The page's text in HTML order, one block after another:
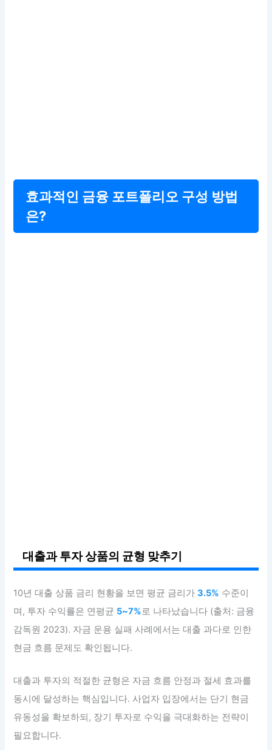
효과적인 금융 포트폴리오 구성 방법
은?
대출과 투자 상품의 균형 맞추기
10년 대출 상품 금리 현황을 보면 평균 금리가3.5% 수준이
며, 투자 수익률은 연평균 5~7%로 나타났습니다 (출처: 금융
감독원 2023). 자금 운용 실패 사례에서는 대출 과다로 인한
현금 흐름 문제도 확인됩니다.
대출과 투자의 적절한 균형은 자금 흐름 안정과 절세 효과를
동시에 달성하는 핵심입니다. 사업자 입장에서는 단기 현금
유동성을 확보하되, 장기 투자로 수익을 극대화하는 전략이
필요합니다.